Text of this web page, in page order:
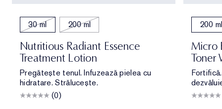
30 ml 200 ml
Nutritious Radiant Essence
Treatment Lotion
Pregătește tenul. Infuzează pielea cu
hidratare. Strălucește.
(0)
200
Micro
Toner